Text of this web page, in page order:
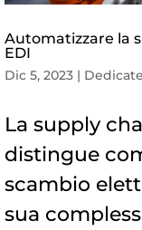
Automatizzare la
EDI
Dic 5, 2023 |
La supply
distingue
scambio
sua